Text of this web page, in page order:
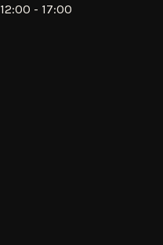
12:00 - 17:00